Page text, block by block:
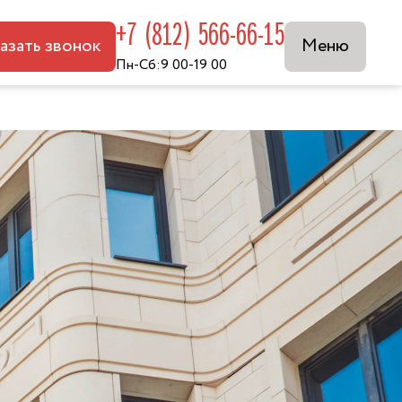
звонок +7 (812) 566-66-15
Пн-Сб:9 00-19 00
Меню